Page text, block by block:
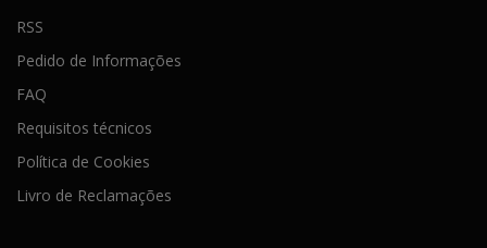
RSS
Pedido de Informações
FAQ
Requisitos técnicos
Política de Cookies
Livro de Reclamações